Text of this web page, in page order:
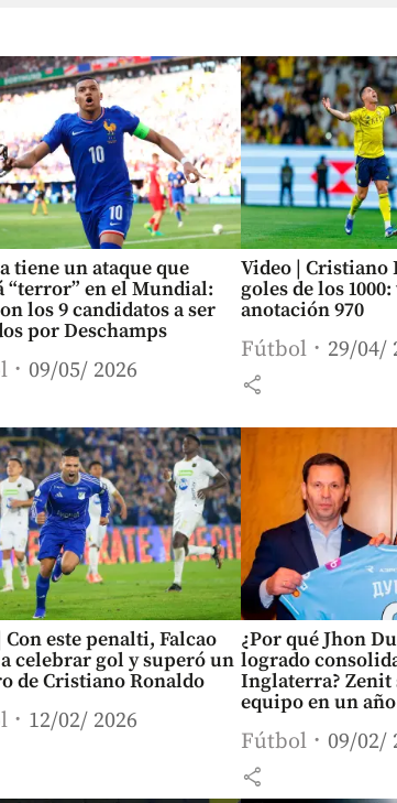
tiene un ataque que
“terror” en el Mundial:
los 9 candidatos a ser
por Deschamps
09/05/ 2026
Video | Cristiano
goles de los
anotación 970
Fútbol 29/04/
share
Con este penalti, Falcao
celebrar gol y superó un
de Cristiano Ronaldo
12/02/ 2026
¿Por qué Jhon
logrado
Inglaterra? Zenit
equipo en un año
Fútbol 09/02/
share